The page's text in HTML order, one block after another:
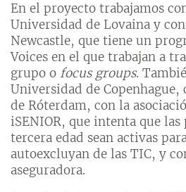
En el proyecto trabajamos
Universidad de Lovaina y
Newcastle, que tiene un
Voices en el que trabajan a
grupo o focus groups.
Universidad de
de Róterdam, con la
iSENIOR, que intenta que las
tercera edad sean activas
autoexcluyan de las TIC, y
aseguradora.